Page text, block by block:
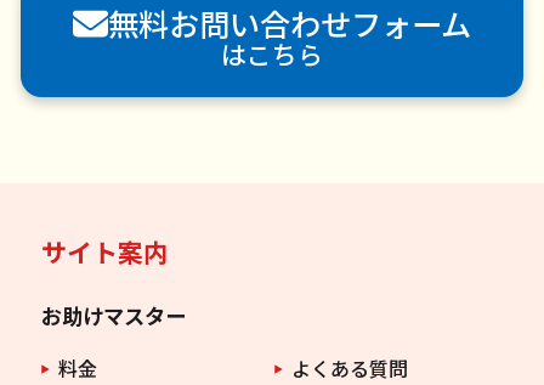
害虫駆除
無料お問い合わせフォーム
はこちら
サイト案内
お助けマスター
料金
よくある質問